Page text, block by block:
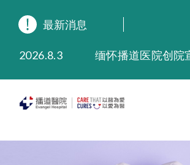
最新消息
2026.8.3
2025.9.23
2025.7.21